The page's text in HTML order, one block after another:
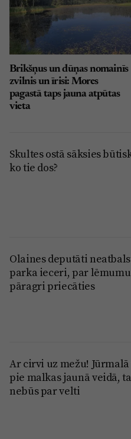
Brikšņus un dūņas nomainīs
zvilnis un īrisi: Mores
pagastā taps jauna atpūtas
vieta
Skultes ostā sāksies
ko tie dos?
Olaines deputāti
parka ieceri, par
pāragri priecāties
Ar cirvi uz mežu!
pie malkas jaunā veidā,
nebūs par velti